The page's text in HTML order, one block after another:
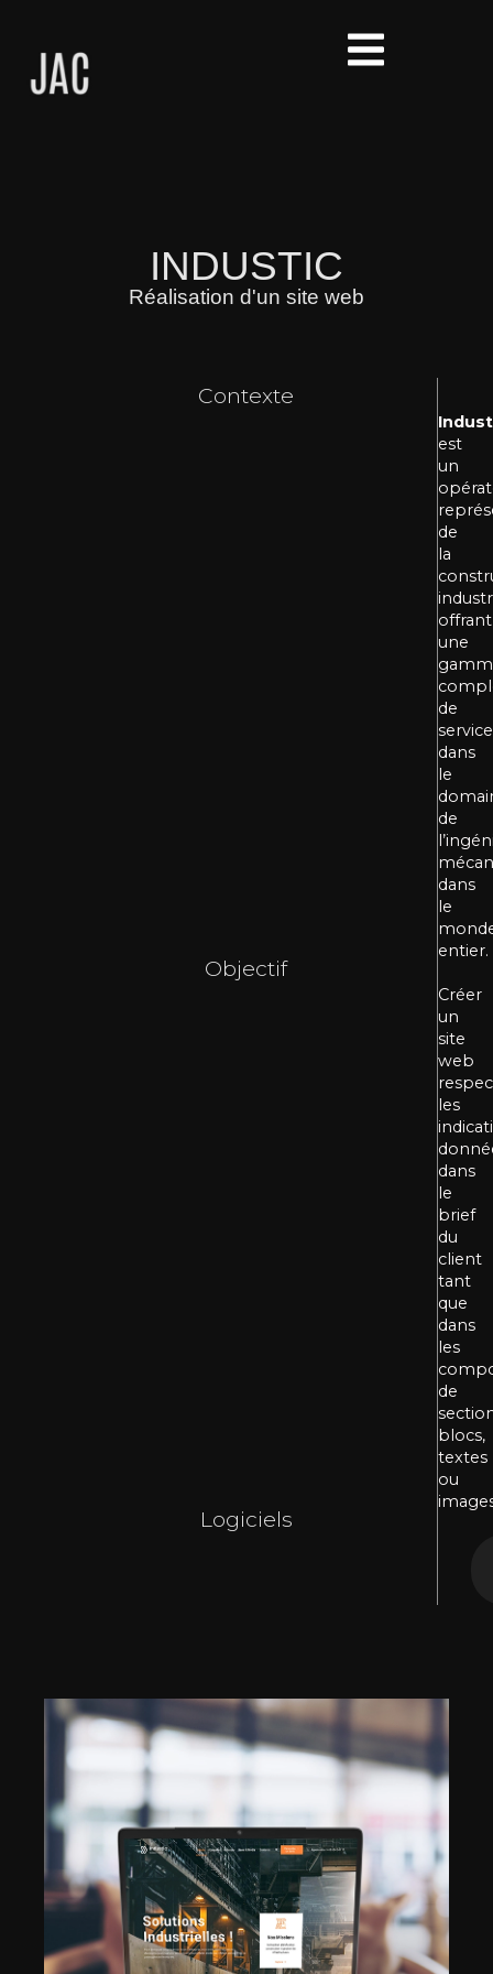
INDUSTIC
Réalisation d'un site web
Contexte
est
un
de
la
offrant
une
de
dans
le
de
dans
le
entier.
Objectif
Créer
un
site
web
les
dans
le
brief
du
client
tant
que
dans
les
de
blocs,
textes
ou
Logiciels